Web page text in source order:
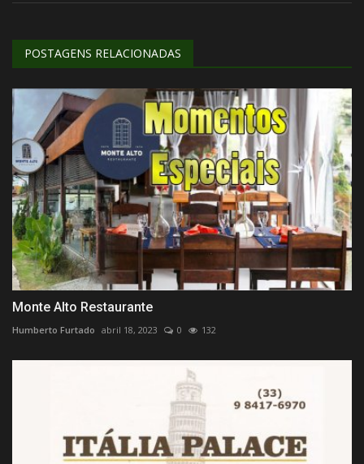
POSTAGENS RELACIONADAS
Monte Alto Restaurante
Humberto Furtado abril 18, 2023 0 132